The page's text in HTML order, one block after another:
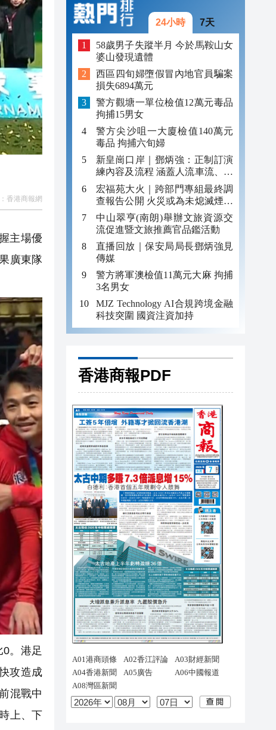
香港商報網
主場優
廣東隊
。港足
攻造成
混戰中
上、下
24小時 7天
58歲男子失蹤半月 今於馬鞍山女
婆山發現遺體
西區四旬婦墮假冒內地官員騙案
損失6894萬元
警方觀塘一單位檢值12萬元毒品
拘捕15男女
警方尖沙咀一大廈檢值140萬元
毒品 拘捕六旬婦
新皇崗口岸｜鄧炳強：正制訂演
練內容及流程 涵蓋人流車流、緊
急應變等
宏福苑大火｜跨部門專組最終調
查報告公開 火災或為未熄滅煙頭
引發
中山翠亨(南朗)舉辦文旅資源交
流促進暨文旅推薦官品鑑活動
直播回放｜保安局局長鄧炳強見
傳媒
警方將軍澳檢值11萬元大麻 拘捕
3名男女
MJZ Technology AI合規跨境金融
科技突圍 國資注資加持
香港商報PDF